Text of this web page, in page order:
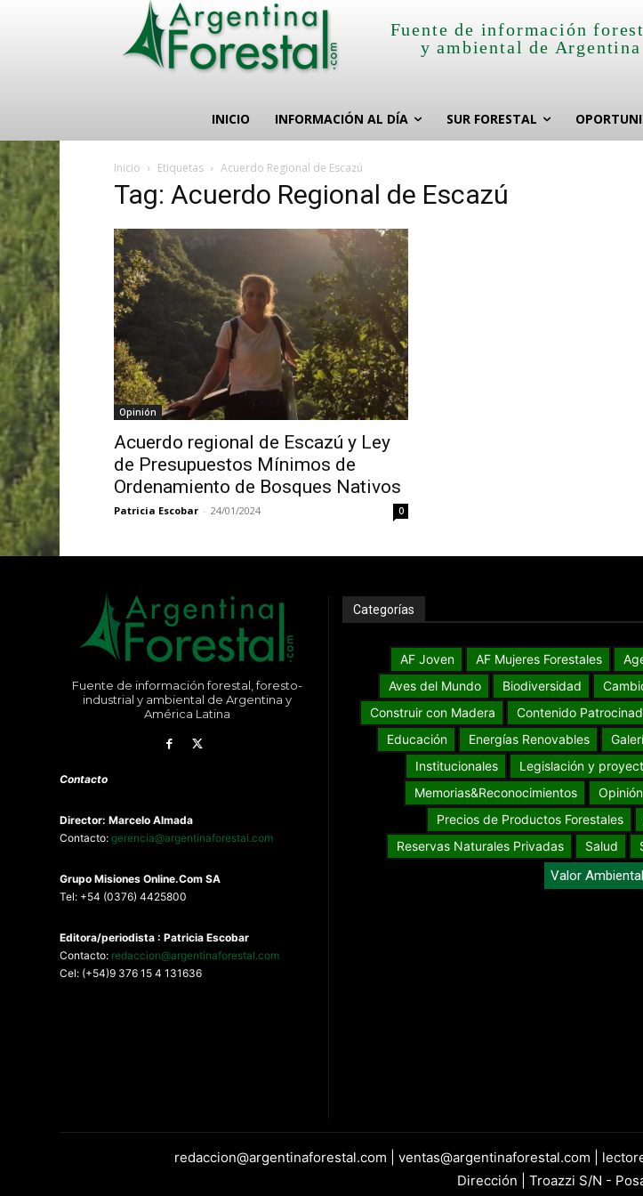
Fuente de información
y ambiental de
INICIO INFORMACIÓN AL DÍA SUR FORESTAL
Inicio Etiquetas Acuerdo Regional de Escazú
Tag: Acuerdo Regional de Escazú
Opinión
Acuerdo regional de Escazú y Ley
de Presupuestos Mínimos de
Ordenamiento de Bosques Nativos
Patricia Escobar - 24/01/2024 0
Fuente de información forestal, foresto-
industrial y ambiental de Argentina y
América Latina
Contacto
Director: Marcelo Almada
Contacto: gerencia@argentinaforestal.com
Grupo MisionesOnline.Com SA
Tel: +54 (0376) 4425800
Editora/periodista : Patricia Escobar
Contacto: redaccion@argentinaforestal.com
Cel: (+54)9 376 15 4 131636
Categorías
AF Joven AF Mujeres Forestales
Aves del Mundo
Biodiversidad
Construir con Madera
Contenido
Educación
Energías Renovables
Institucionales
Legislación y
Memorias&Reconocimientos
Opinión
Precios de Productos Forestales
Reservas Naturales Privadas
Salud
Valor Ambiental
redaccion@argentinaforestal.com | ventas@argentinaforestal.com |
Dirección | Troazzi S/N -